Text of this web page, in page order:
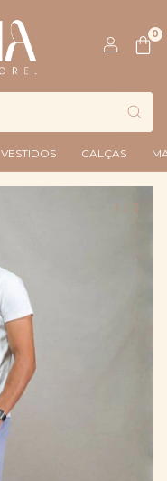
0
VESTIDOS CALÇAS
1 / 3